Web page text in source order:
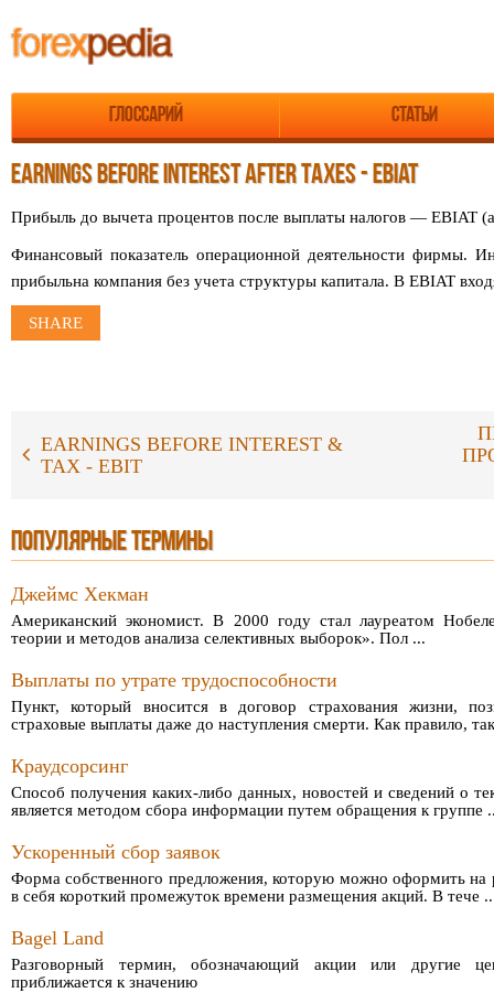
Глоссарий Статьи
EARNINGS BEFORE INTEREST AFTER TAXES - EBIAT
Прибыль до вычета процентов после выплаты налогов — EBIAT
Финансовый показатель операционной деятельности фирмы.
прибыльна компания без учета структуры капитала. В EBIAT
SHARE
EARNINGS BEFORE INTEREST &
TAX - EBIT
ПОПУЛЯРНЫЕ ТЕРМИНЫ
Джеймс Хекман
Американский экономист. В 2000 году стал лауреатом
теории и методов анализа селективных выборок». Пол ...
Выплаты по утрате трудоспособности
Пункт, который вносится в договор страхования жизни,
страховые выплаты даже до наступления смерти. Как правило,
Краудсорсинг
Способ получения каких-либо данных, новостей и сведений о
является методом сбора информации путем обращения к группе
Ускоренный сбор заявок
Форма собственного предложения, которую можно оформить на
в себя короткий промежуток времени размещения акций. В тече
Bagel Land
Разговорный термин, обозначающий акции или другие
приближается к значению